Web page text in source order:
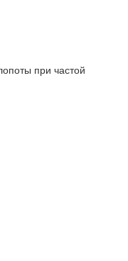
при частой